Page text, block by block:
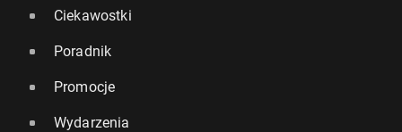
Ciekawostki
Poradnik
Promocje
Wydarzenia